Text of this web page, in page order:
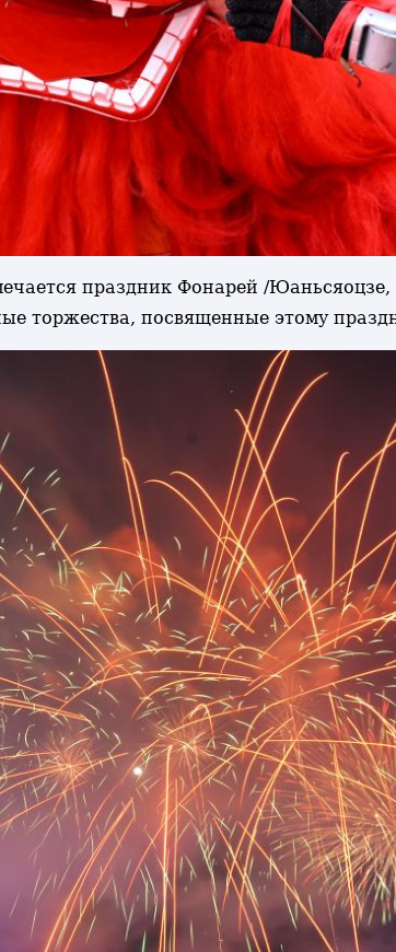
праздник Фонарей /
торжества, посвященные этому